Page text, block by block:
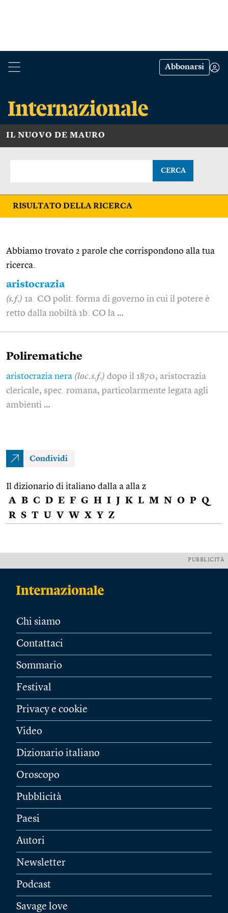
Abbonarsi
IL NUOVO DE MAURO
CERCA
RISULTATO DELLA RICERCA
Abbiamo trovato 2 parole che corrispondono alla tua
ricerca.
aristocrazia
(s.f.) 1a. CO polit. forma di governo in cui il potere è
retto dalla nobiltà 1b. CO la …
Polirematiche
aristocrazia nera (loc.s.f.) dopo il 1870, aristocrazia
clericale, spec. romana, particolarmente legata agli
ambienti …
Condividi
Il dizionario di italiano dalla a alla z
A B C D E F G H I J K L M N O P Q
R S T U V W X Y Z
PUBBLICITÀ
Chi siamo
Contattaci
Sommario
Festival
Privacy e cookie
Video
Dizionario italiano
Oroscopo
Pubblicità
Paesi
Autori
Newsletter
Podcast
Savage love